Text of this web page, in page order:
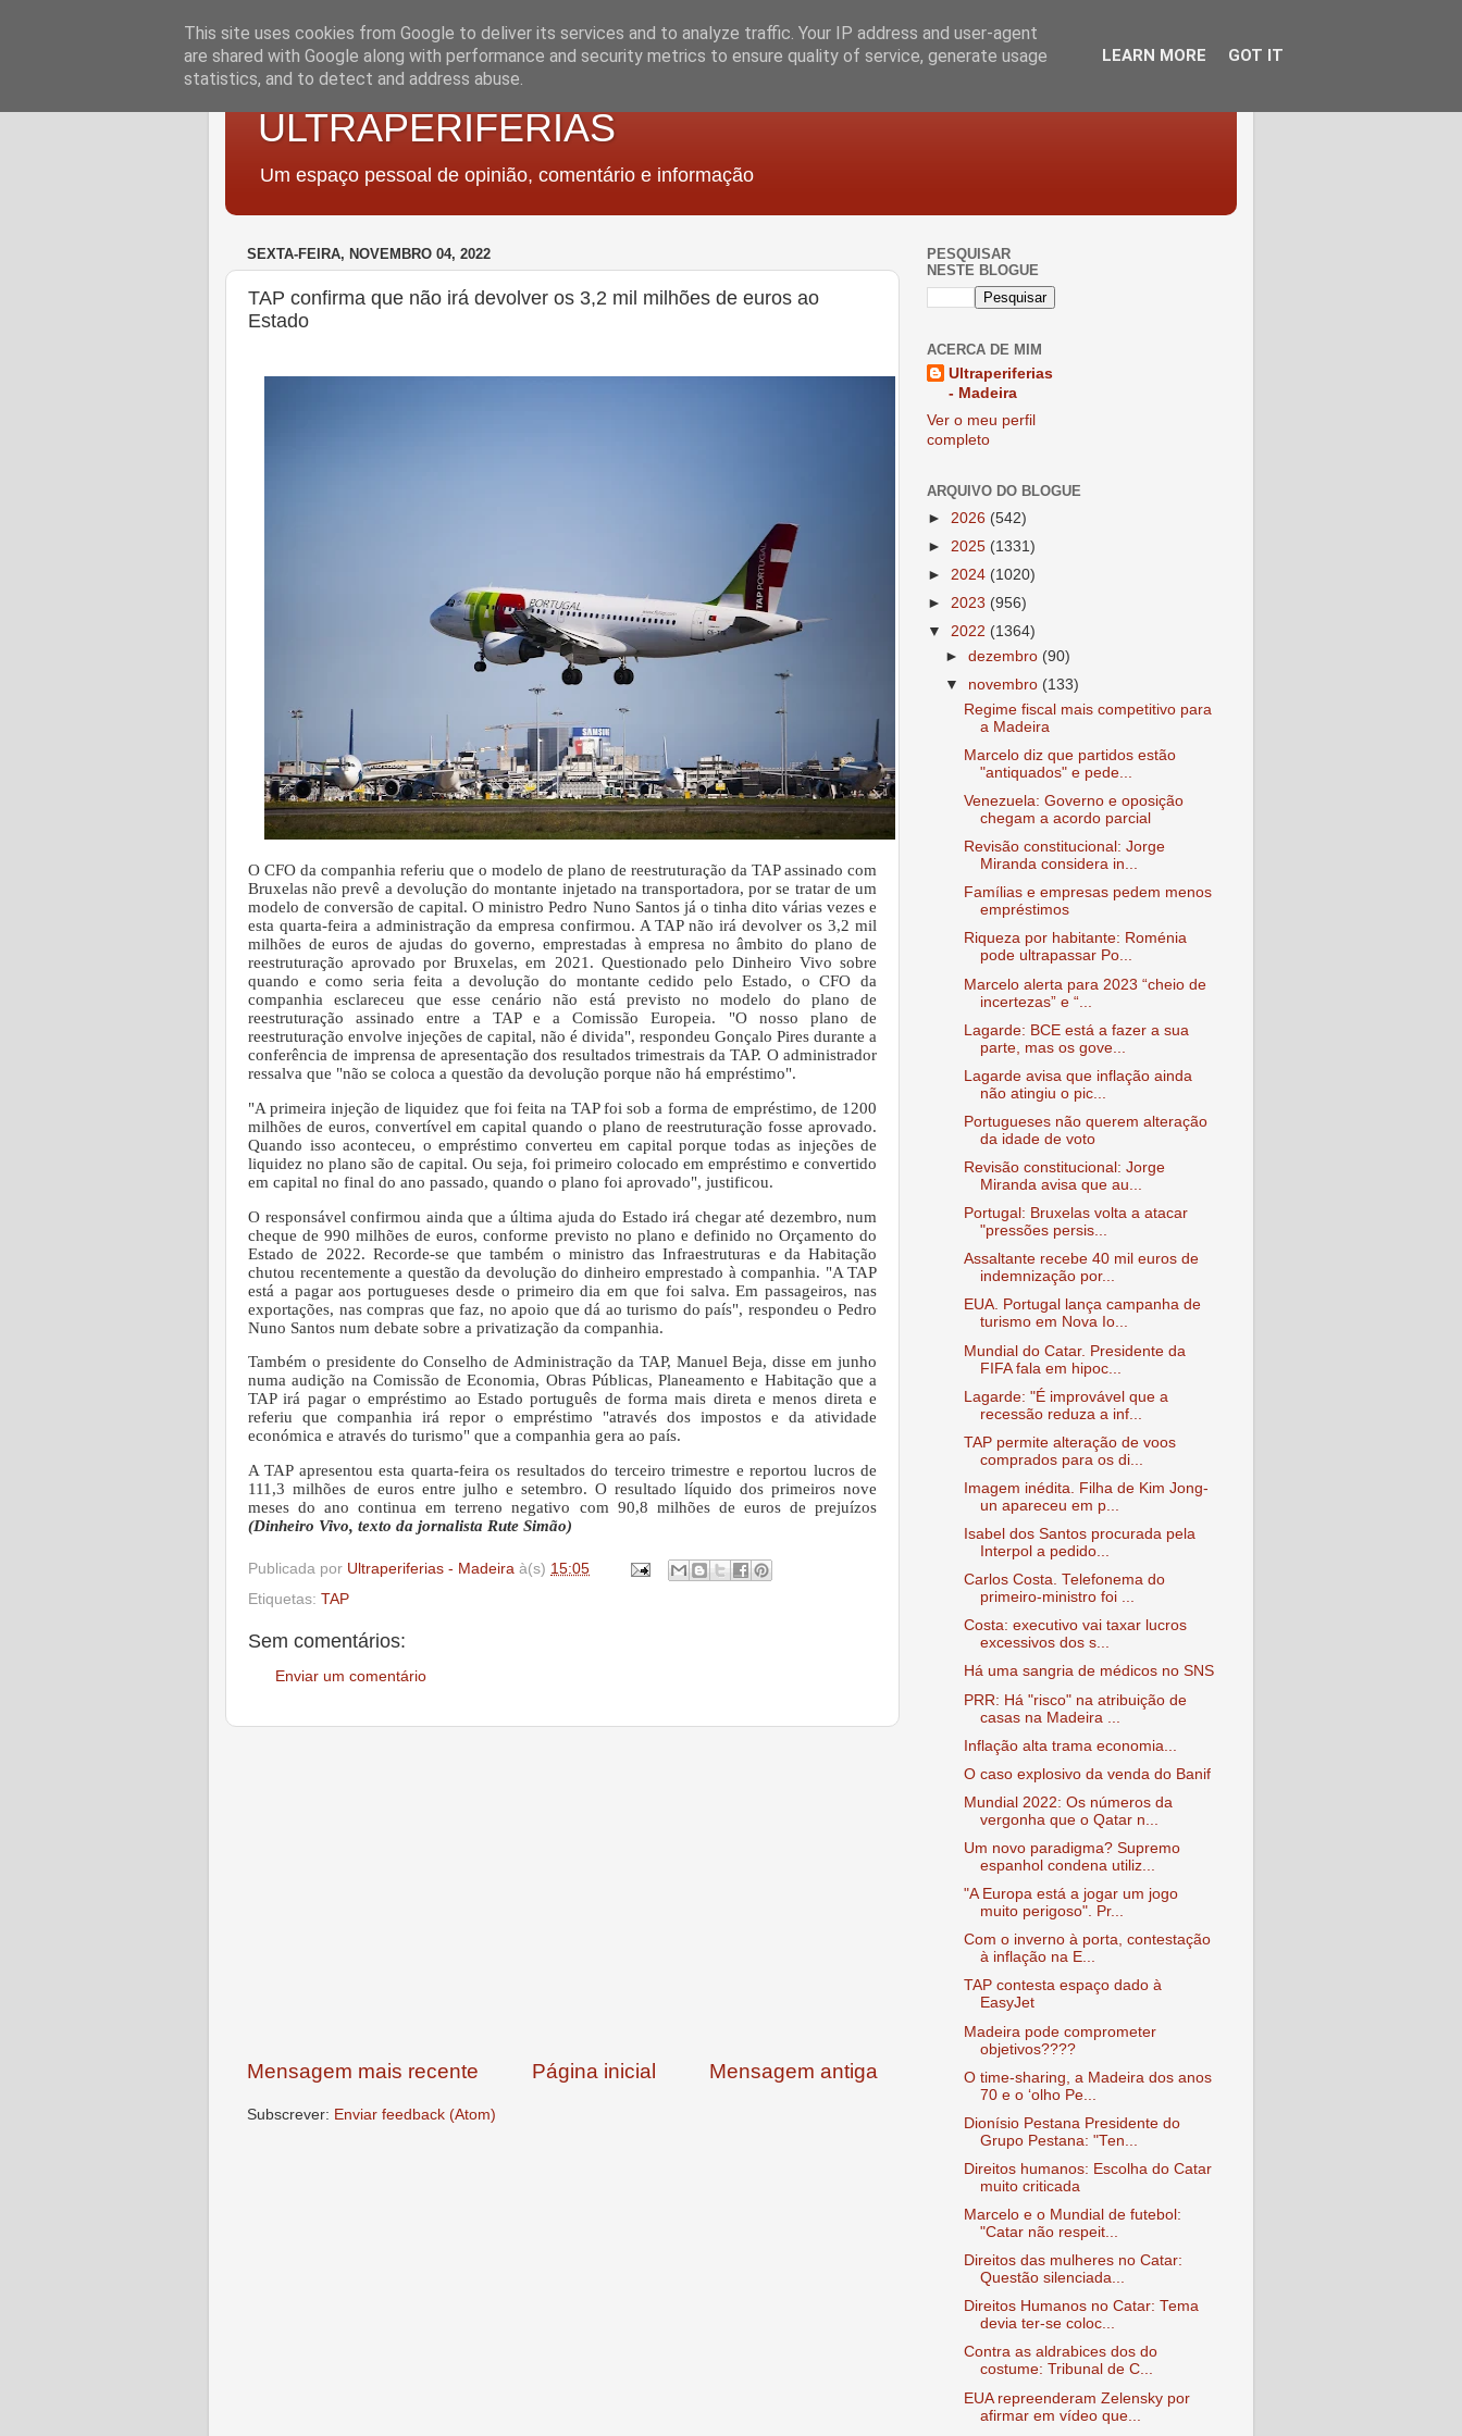
ULTRAPERIFERIAS
Um espaço pessoal de opinião, comentário e informação
SEXTA-FEIRA, NOVEMBRO 04, 2022
TAP confirma que não irá devolver os 3,2 mil milhões de euros ao
Estado
O CFO da companhia referiu que o modelo de plano de reestruturação da TAP assinado com
Bruxelas não prevê a devolução do montante injetado na transportadora, por se tratar de um
modelo de conversão de capital. O ministro Pedro Nuno Santos já o tinha dito várias vezes e
esta quarta-feira a administração da empresa confirmou. A TAP não irá devolver os 3,2 mil
milhões de euros de ajudas do governo, emprestadas à empresa no âmbito do plano de
reestruturação aprovado por Bruxelas, em 2021. Questionado pelo Dinheiro Vivo sobre
quando e como seria feita a devolução do montante cedido pelo Estado, o CFO da
companhia esclareceu que esse cenário não está previsto no modelo do plano de
reestruturação assinado entre a TAP e a Comissão Europeia. "O nosso plano de
reestruturação envolve injeções de capital, não é divida", respondeu Gonçalo Pires durante a
conferência de imprensa de apresentação dos resultados trimestrais da TAP. O administrador
ressalva que "não se coloca a questão da devolução porque não há empréstimo".
"A primeira injeção de liquidez que foi feita na TAP foi sob a forma de empréstimo, de 1200
milhões de euros, convertível em capital quando o plano de reestruturação fosse aprovado.
Quando isso aconteceu, o empréstimo converteu em capital porque todas as injeções de
liquidez no plano são de capital. Ou seja, foi primeiro colocado em empréstimo e convertido
em capital no final do ano passado, quando o plano foi aprovado", justificou.
O responsável confirmou ainda que a última ajuda do Estado irá chegar até dezembro, num
cheque de 990 milhões de euros, conforme previsto no plano e definido no Orçamento do
Estado de 2022. Recorde-se que também o ministro das Infraestruturas e da Habitação
chutou recentemente a questão da devolução do dinheiro emprestado à companhia. "A TAP
está a pagar aos portugueses desde o primeiro dia em que foi salva. Em passageiros, nas
exportações, nas compras que faz, no apoio que dá ao turismo do país", respondeu o Pedro
Nuno Santos num debate sobre a privatização da companhia.
Também o presidente do Conselho de Administração da TAP, Manuel Beja, disse em junho
numa audição na Comissão de Economia, Obras Públicas, Planeamento e Habitação que a
TAP irá pagar o empréstimo ao Estado português de forma mais direta e menos direta e
referiu que companhia irá repor o empréstimo "através dos impostos e da atividade
económica e através do turismo" que a companhia gera ao país.
A TAP apresentou esta quarta-feira os resultados do terceiro trimestre e reportou lucros de
111,3 milhões de euros entre julho e setembro. O resultado líquido dos primeiros nove
meses do ano continua em terreno negativo com 90,8 milhões de euros de prejuízos
(Dinheiro Vivo, texto da jornalista Rute Simão)
Publicada por Ultraperiferias - Madeira à(s) 15:05
Etiquetas: TAP
Sem comentários:
Enviar um comentário
Mensagem mais recente Mensagem antiga
Página inicial
Subscrever: Enviar feedback (Atom)
PESQUISAR
NESTE BLOGUE
ACERCA DE MIM
Ultraperiferias
- Madeira
Ver o meu perfil
completo
ARQUIVO DO BLOGUE
► 2026 (542)
► 2025 (1331)
► 2024 (1020)
► 2023 (956)
▼ 2022 (1364)
►dezembro (90)
▼ novembro (133)
Regime fiscal mais competitivo para
a Madeira
Marcelo diz que partidos estão
"antiquados" e pede...
Venezuela: Governo e oposição
chegam a acordo parcial
Revisão constitucional: Jorge
Miranda considera in...
Famílias e empresas pedem menos
empréstimos
Riqueza por habitante: Roménia
pode ultrapassar Po...
Marcelo alerta para 2023 “cheio de
incertezas” e “...
Lagarde: BCE está a fazer a sua
parte, mas os gove...
Lagarde avisa que inflação ainda
não atingiu o pic...
Portugueses não querem alteração
da idade de voto
Revisão constitucional: Jorge
Miranda avisa que au...
Portugal: Bruxelas volta a atacar
"pressões persis...
Assaltante recebe 40 mil euros de
indemnização por...
EUA. Portugal lança campanha de
turismo em Nova Io...
Mundial do Catar. Presidente da
FIFA fala em hipoc...
Lagarde: "É improvável que a
recessão reduza a inf...
TAP permite alteração de voos
comprados para os di...
Imagem inédita. Filha de Kim Jong-
un apareceu em p...
Isabel dos Santos procurada pela
Interpol a pedido...
Carlos Costa. Telefonema do
primeiro-ministro foi ...
Costa: executivo vai taxar lucros
excessivos dos s...
Há uma sangria de médicos no SNS
PRR: Há "risco" na atribuição de
casas na Madeira ...
Inflação alta trama economia...
O caso explosivo da venda do Banif
Mundial 2022: Os números da
vergonha que o Qatar n...
Um novo paradigma? Supremo
espanhol condena utiliz...
"A Europa está a jogar um jogo
muito perigoso". Pr...
Com o inverno à porta, contestação
à inflação na E...
TAP contesta espaço dado à
EasyJet
Madeira pode comprometer
objetivos????
O time-sharing, a Madeira dos anos
70 e o ‘olho Pe...
Dionísio Pestana Presidente do
Grupo Pestana: "Ten...
Direitos humanos: Escolha do Catar
muito criticada
Marcelo e o Mundial de futebol:
"Catar não respeit...
Direitos das mulheres no Catar:
Questão silenciada...
Direitos Humanos no Catar: Tema
devia ter-se coloc...
Contra as aldrabices dos do
costume: Tribunal de C...
EUA repreenderam Zelensky por
afirmar em vídeo que...
This site uses cookies from Google to deliver its services and to analyze traffic. Your IP address and user-agent
are shared with Google along with performance and security metrics to ensure quality of service, generate usage
statistics, and to detect and address abuse.
LEARN MORE GOT IT